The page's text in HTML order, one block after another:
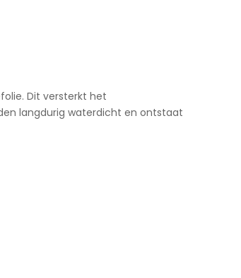
Dit versterkt het
langdurig waterdicht en ontstaat